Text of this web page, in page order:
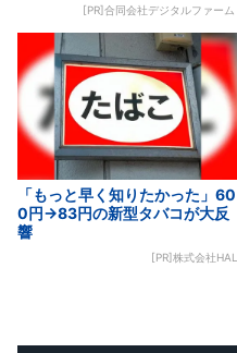
[PR]合同会社デジタルファーム
「もっと早く知りたかった」60
0円→83円の新型タバコが大反
響
[PR]株式会社HAL